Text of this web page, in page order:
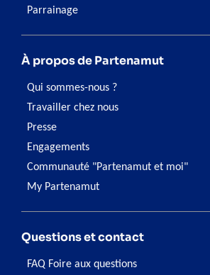
Parrainage
À propos de Partenamut
Qui sommes-nous ?
Travailler chez nous
Presse
Engagements
Communauté "Partenamut et moi"
My Partenamut
Questions et contact
FAQ Foire aux questions